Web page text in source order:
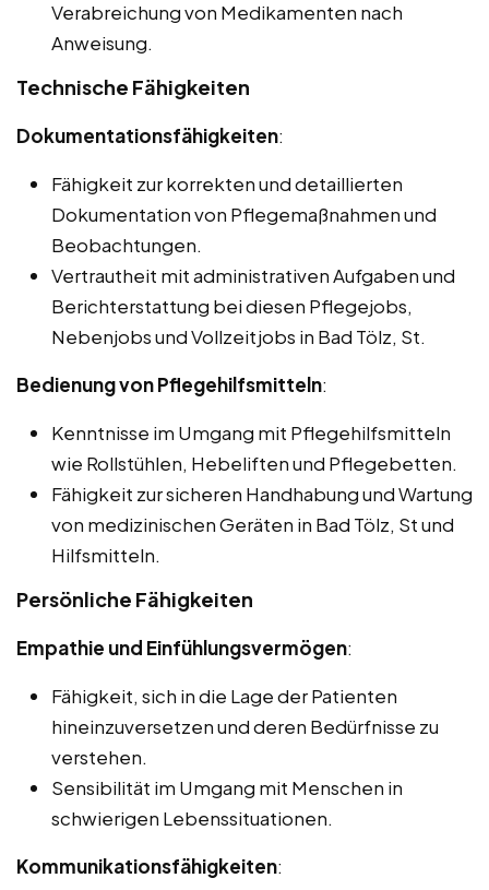
Verabreichung von Medikamenten nach
Anweisung.
Technische Fähigkeiten
Dokumentationsfähigkeiten:
Fähigkeit zur korrekten und detaillierten
Dokumentation von Pflegemaßnahmen und
Beobachtungen.
Vertrautheit mit administrativen Aufgaben und
Berichterstattung bei diesen Pflegejobs,
Nebenjobs und Vollzeitjobs in Bad Tölz, St.
Bedienung von Pflegehilfsmitteln:
Kenntnisse im Umgang mit Pflegehilfsmitteln
wie Rollstühlen, Hebeliften und Pflegebetten.
Fähigkeit zur sicheren Handhabung und Wartung
von medizinischen Geräten in Bad Tölz, St und
Hilfsmitteln.
Persönliche Fähigkeiten
Empathie und Einfühlungsvermögen:
Fähigkeit, sich in die Lage der Patienten
hineinzuversetzen und deren Bedürfnisse zu
verstehen.
Sensibilität im Umgang mit Menschen in
schwierigen Lebenssituationen.
Kommunikationsfähigkeiten: